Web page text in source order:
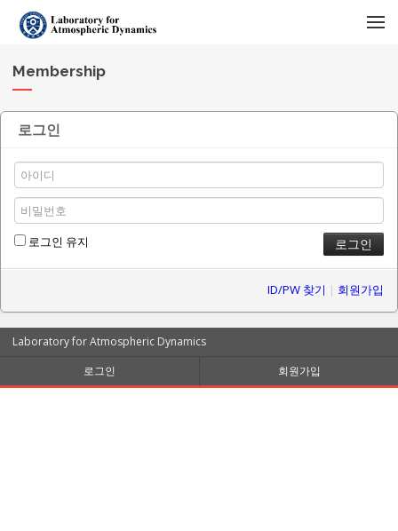
Membership
로그인
로그인 유지
ID/PW 찾기 | 회원가입
Laboratory for Atmospheric Dynamics
로그인
회원가입